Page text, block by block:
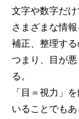
文字や数字だ
さまざまな情報
補正、整理する
つまり、目が
る。
「目＝視力」
いることでもあ